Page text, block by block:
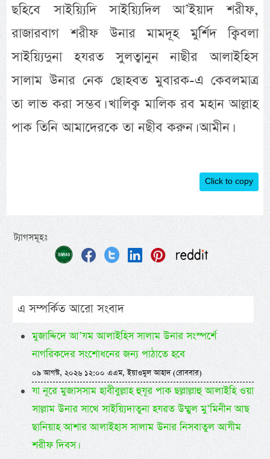
ছহিবে সাইয়্যিদি সাইয়্যিদিল আ’ইয়াদ শরীফ,
রাজারবাগ শরীফ উনার মামদূহ মুর্র্শিদ ক্বিবলা
সাইয়্যিদুনা হযরত সুলত্বানুন নাছীর আলাইহিস
সালাম উনার নেক ছোহবত মুবারক-এ কেবলমাত্র
তা লাভ করা সম্ভব। খালিক্ব মালিক রব মহান আল্লাহ
পাক তিনি আমাদেরকে তা নছীব করুন। আমীন।
Click to copy
ট্যাগসমূহঃ
এ সম্পর্কিত আরো সংবাদ
মুজাদ্দিদে আ’যম আলাইহিস সালাম উনার সংস্পর্শে
নাগরিকদের সংশোধনের জন্য পাঠাতে হবে
০৯ আগস্ট, ২০২৬ ১২:০০ এএম, ইয়াওমুল আহাদ (রোববার)
যা নূরে মুজাসসাম হাবীবুল্লাহ হুযূর পাক ছল্লাল্লাহু আলাইহি ওয়া
সাল্লাম উনার সাথে সাইয়্যিদাতুনা হযরত উম্মুল মু’মিনীন আছ
ছানিয়াহ আশার আলাইহাস সালাম উনার নিসবাতুল আযীম
শরীফ দিবস।